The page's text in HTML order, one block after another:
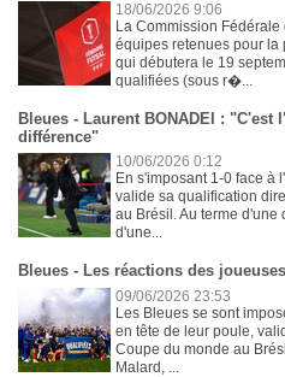
18/06/2026 9:06
La Commission
équipes retenues pour
qui débutera le 19
qualifiées (sous r�...
Bleues - Laurent BONADEI :
différence"
10/06/2026 0:12
En s'imposant 1-0 face à
valide sa qualification
au Brésil. Au terme
d'une...
Bleues - Les réactions des
09/06/2026 23:53
Les Bleues se sont
en tête de leur poule,
Coupe du monde au
Malard, ...